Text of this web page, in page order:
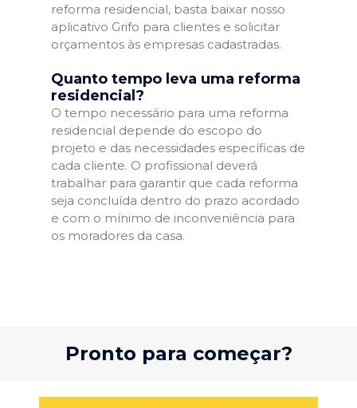
reforma residencial, basta baixar nosso
aplicativo Grifo para clientes e solicitar
orçamentos às empresas cadastradas.
Quanto tempo leva uma reforma
residencial?
O tempo necessário para uma reforma
residencial depende do escopo do
projeto e das necessidades específicas de
cada cliente. O profissional deverá
trabalhar para garantir que cada reforma
seja concluída dentro do prazo acordado
e com o mínimo de inconveniência para
os moradores da casa.
Pronto para começar?